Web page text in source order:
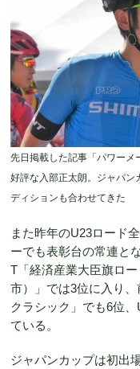
先日掲載した記事「パワーメ
好評な入部正太朗。ジャパン
ディションも合わせてきた
また昨年のU23ロード
ーでも表彰台の常連と
T「経済産業大臣旗ロ
市）」では3位に入り
クラシック」でも6位
ている。
ジャパンカップは初出